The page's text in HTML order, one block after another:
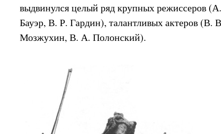
выдвинулся целый ряд крупных режиссеров
Бауэр, В. Р. Гардин), талантливых актеров (В.
Мозжухин, В. А. Полонский).